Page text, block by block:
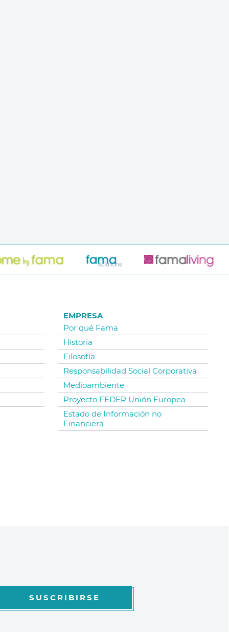
EMPRESA
Por qué Fama
Historia
Filosofía
Responsabilidad Social Corporativa
Medioambiente
Proyecto FEDER Unión Europea
Estado de Información no
Financiera
SUSCRIBIRSE